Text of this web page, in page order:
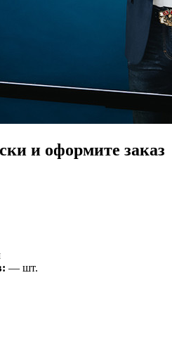
и оформите заказ
— шт.